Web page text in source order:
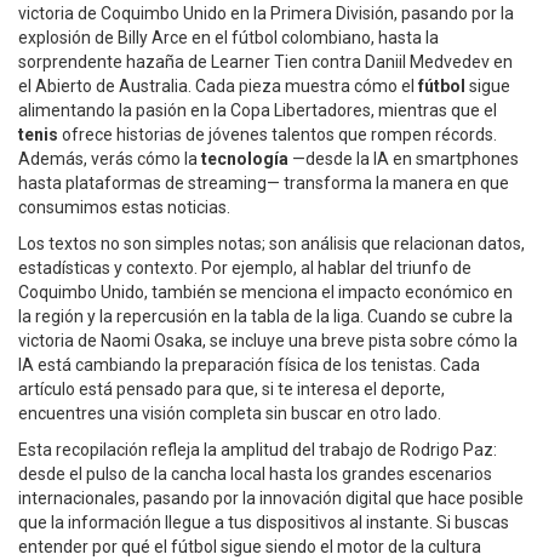
victoria de Coquimbo Unido en la Primera División, pasando por la
explosión de Billy Arce en el fútbol colombiano, hasta la
sorprendente hazaña de Learner Tien contra Daniil Medvedev en
el Abierto de Australia. Cada pieza muestra cómo el fútbol sigue
alimentando la pasión en la Copa Libertadores, mientras que el
tenis ofrece historias de jóvenes talentos que rompen récords.
Además, verás cómo la tecnología —desde la IA en smartphones
hasta plataformas de streaming— transforma la manera en que
consumimos estas noticias.
Los textos no son simples notas; son análisis que relacionan datos,
estadísticas y contexto. Por ejemplo, al hablar del triunfo de
Coquimbo Unido, también se menciona el impacto económico en
la región y la repercusión en la tabla de la liga. Cuando se cubre la
victoria de Naomi Osaka, se incluye una breve pista sobre cómo la
IA está cambiando la preparación física de los tenistas. Cada
artículo está pensado para que, si te interesa el deporte,
encuentres una visión completa sin buscar en otro lado.
Esta recopilación refleja la amplitud del trabajo de Rodrigo Paz:
desde el pulso de la cancha local hasta los grandes escenarios
internacionales, pasando por la innovación digital que hace posible
que la información llegue a tus dispositivos al instante. Si buscas
entender por qué el fútbol sigue siendo el motor de la cultura